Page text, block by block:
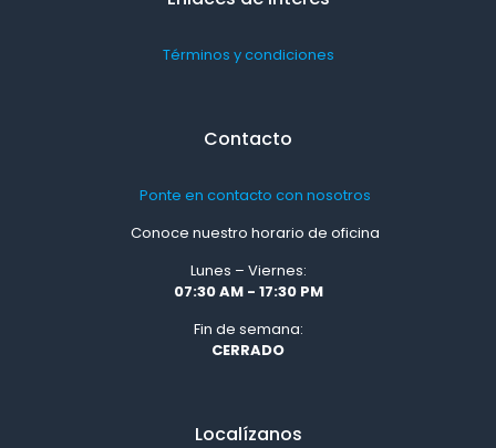
Términos y condiciones
Contacto
Ponte en contacto con nosotros
Conoce nuestro horario de oficina
Lunes – Viernes:
07:30 AM - 17:30 PM
Fin de semana:
CERRADO
Localízanos